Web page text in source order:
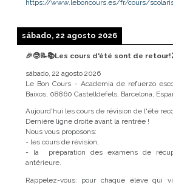
https://www.leboncours.es/fr/cours/
sábado, 22 agosto 2026
🎉🤓📝📚Les cours d'été sont de
sábado, 22 agosto 2026
Le Bon Cours - Academia de refuerzo
Baixos, 08860 Castelldefels, Barcelona,
Aujourd'hui les cours de révision de l'été
Dernière ligne droite avant la rentrée !
Nous vous proposons:
- les cours de révision,
- la préparation des examens de
antérieure.
Rappelez-vous: pour chaque élève qui